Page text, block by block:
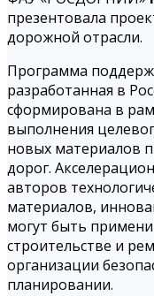
презентовала
дорожной отрасли.
Программа
разработанная в
сформирована в
выполнения
новых материалов
дорог.
авторов
материалов,
могут быть
строительстве и
организации
планировании.